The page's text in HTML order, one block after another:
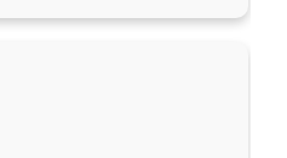
разнообразный.
то потребуется из
только здесь.